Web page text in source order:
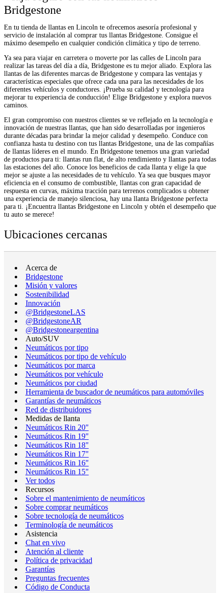
Bridgestone
En tu tienda de llantas en Lincoln te ofrecemos asesoría profesional y
servicio de instalación al comprar tus llantas Bridgestone. Consigue el
máximo desempeño en cualquier condición climática y tipo de terreno.
Ya sea para viajar en carretera o moverte por las calles de Lincoln para
realizar las tareas del día a día, Bridgestone es tu mejor aliado. Explora las
llantas de las diferentes marcas de Bridgestone y compara las ventajas y
características especiales que ofrece cada una para las necesidades de los
diferentes vehículos y conductores. ¡Prueba su calidad y tecnología para
mejorar tu experiencia de conducción! Elige Bridgestone y explora nuevos
caminos.
El gran compromiso con nuestros clientes se ve reflejado en la tecnología e
innovación de nuestras llantas, que han sido desarrolladas por ingenieros
durante décadas para brindar la mejor calidad y desempeño. Conduce con
confianza hasta tu destino con tus llantas Bridgestone, una de las compañías
de llantas líderes en el mundo. En Bridgestone tenemos una gran variedad
de productos para ti: llantas run flat, de alto rendimiento y llantas para todas
las estaciones del año. Conoce los beneficios de cada llanta y elige la que
mejor se ajuste a las necesidades de tu vehículo. Ya sea que busques mayor
eficiencia en el consumo de combustible, llantas con gran capacidad de
respuesta en curvas, máxima tracción para terrenos complicados u obtener
una experiencia de manejo silenciosa, hay una llanta Bridgestone perfecta
para ti. ¡Encuentra llantas Bridgestone en Lincoln y obtén el desempeño que
tu auto se merece!
Ubicaciones cercanas
Acerca de
Bridgestone
Misión y valores
Sostenibilidad
Innovación
@BridgestoneLAS
@BridgestoneAR
@Bridgestoneargentina
Auto/SUV
Neumáticos por tipo
Neumáticos por tipo de vehículo
Neumáticos por marca
Neumáticos por vehículo
Neumáticos por ciudad
Herramienta de buscador de neumáticos para automóviles
Garantías de neumáticos
Red de distribuidores
Medidas de llanta
Neumáticos Rin 20"
Neumáticos Rin 19"
Neumáticos Rin 18"
Neumáticos Rin 17"
Neumáticos Rin 16"
Neumáticos Rin 15"
Ver todos
Recursos
Sobre el mantenimiento de neumáticos
Sobre comprar neumáticos
Sobre tecnología de neumáticos
Terminología de neumáticos
Asistencia
Chat en vivo
Atención al cliente
Política de privacidad
Garantías
Preguntas frecuentes
Código de Conducta